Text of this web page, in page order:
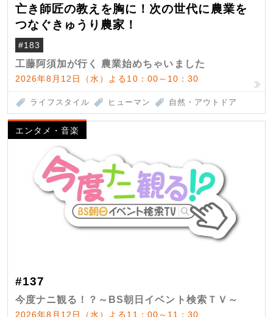
亡き師匠の教えを胸に！次の世代に農業を
つなぐきゅうり農家！
#183
工藤阿須加が行く 農業始めちゃいました
2026年8月12日（水）よる10：00～10：30
ライフスタイル ヒューマン 自然・アウトドア
エンタメ・音楽
#137
今度ナニ観る！？～BS朝日イベント検索ＴＶ～
2026年8月12日（水）よる11：00～11：30